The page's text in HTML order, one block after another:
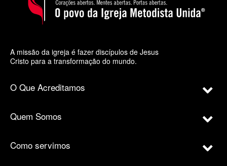
A missão da igreja é fazer discípulos de Jesus
Cristo para a transformação do mundo.
O Que Acreditamos
Quem Somos
Como servimos